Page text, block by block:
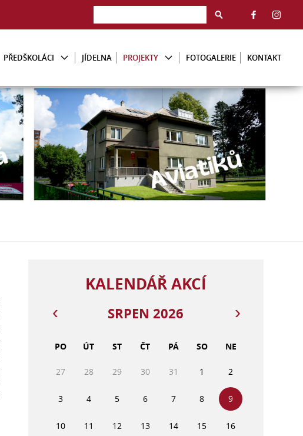
PŘEDŠKOLÁCI JÍDELNA PROJEKTY FOTOGALERIE KONTAKT
KALENDÁŘ AKCÍ
SRPEN 2026
PO ÚT ST ČT PÁ SO NE
27 28 29 30 31 1 2
3 4 5 6 7 8 9
10 11 12 13 14 15 16